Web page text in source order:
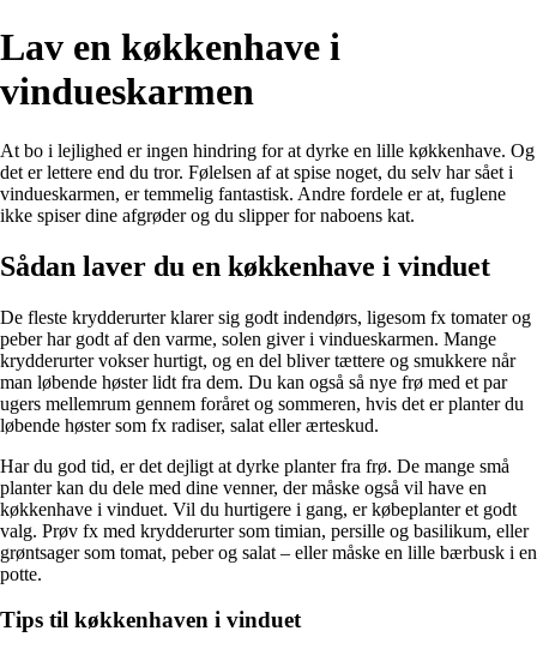
Lav en køkkenhave i
vindueskarmen
At bo i lejlighed er ingen hindring for at dyrke en lille køkkenhave. Og
det er lettere end du tror. Følelsen af at spise noget, du selv har sået i
vindueskarmen, er temmelig fantastisk. Andre fordele er at, fuglene
ikke spiser dine afgrøder og du slipper for naboens kat.
Sådan laver du en køkkenhave i vinduet
De fleste krydderurter klarer sig godt indendørs, ligesom fx tomater og
peber har godt af den varme, solen giver i vindueskarmen. Mange
krydderurter vokser hurtigt, og en del bliver tættere og smukkere når
man løbende høster lidt fra dem. Du kan også så nye frø med et par
ugers mellemrum gennem foråret og sommeren, hvis det er planter du
løbende høster som fx radiser, salat eller ærteskud.
Har du god tid, er det dejligt at dyrke planter fra frø. De mange små
planter kan du dele med dine venner, der måske også vil have en
køkkenhave i vinduet. Vil du hurtigere i gang, er købeplanter et godt
valg. Prøv fx med krydderurter som timian, persille og basilikum, eller
grøntsager som tomat, peber og salat – eller måske en lille bærbusk i en
potte.
Tips til køkkenhaven i vinduet